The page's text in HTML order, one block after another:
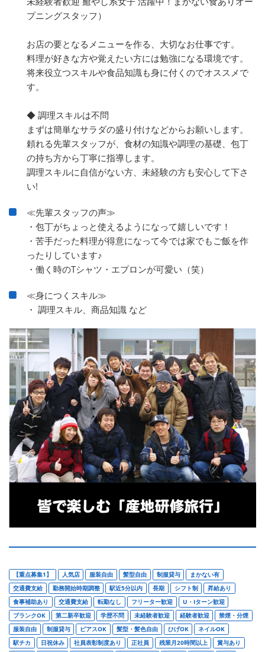
プニングスタッフ）
お店の要となるメニューを作る、大切なお仕事です。
料理が好きな方や覚えたい方には勉強になる環境です。
将来役立つスキルや食品知識も身に付くのでオススメで
す。
◆ 調理スキルは不問
まずは簡単なサラダの盛り付けなどからお願いします。
頼れる先輩スタッフが、食材の知識や調理の基礎、包丁
の持ち方から丁寧に指導します。
調理スキルに自信がない方、未経験の方も安心して下さ
い!
≪先輩スタッフの声≫
・包丁がちょっと使えるようになって嬉しいです！
・苦手だった料理が得意になって今では家でもご飯を作
ったりしています♪
・働く時のTシャツ・エプロンが可愛い（笑）
≪身につくスキル≫
・ 調理スキル、商品知識 など
【重点募集1】 人気店 服装自由 髪型自由 制服貸与
まかない有
交通費支給
勤務開始時期調整 駅近5分以内 長期 シフト制
昇給あり
食事補助あり
交通費支給 転勤なし フリーター歓迎
U・Iターン歓迎
ブランクOK
第二新卒歓迎 学歴不問 未経験者歓迎 経験者歓迎
禁煙・分煙
服装自由
制服貸与 ピアスOK 髪型・髪色自由 ひげOK
ネイルOK
駅チカ
日祝休み 社員表彰制度あり 正社員 残業月20時間以上
賞与あり